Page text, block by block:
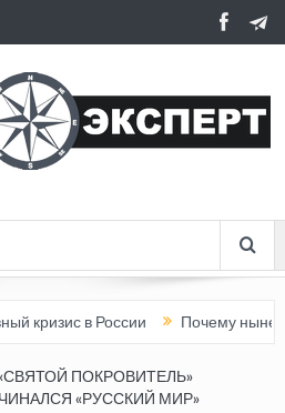
в России Почему нынешняя
ПОКРОВИТЕЛЬ»
«РУССКИЙ МИР»